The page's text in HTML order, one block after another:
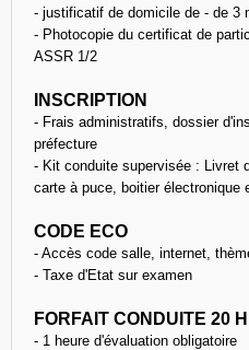
- justificatif de domicile de - de 3
- Photocopie du certificat de
ASSR 1/2
INSCRIPTION
- Frais administratifs, dossier
préfecture
- Kit conduite supervisée : Livret
carte à puce, boitier électronique
CODE ECO
- Accès code salle, internet,
- Taxe d'Etat sur examen
FORFAIT CONDUITE 20
- 1 heure d'évaluation obligatoire